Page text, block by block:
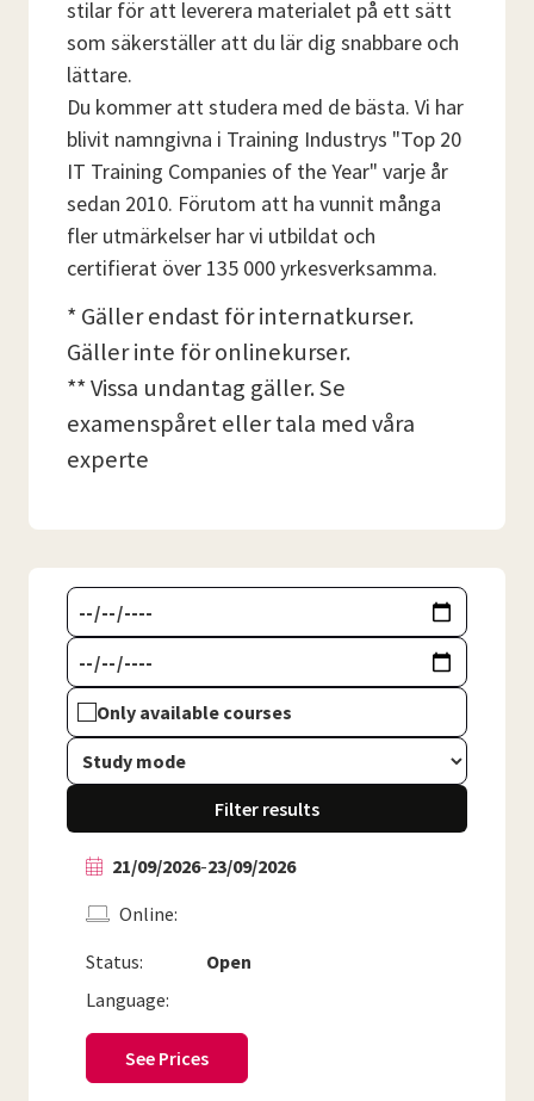
stilar för att leverera materialet på ett sätt
som säkerställer att du lär dig snabbare och
lättare.
Du kommer att studera med de bästa. Vi har
blivit namngivna i Training Industrys "Top 20
IT Training Companies of the Year" varje år
sedan 2010. Förutom att ha vunnit många
fler utmärkelser har vi utbildat och
certifierat över 135 000 yrkesverksamma.
* Gäller endast för internatkurser.
Gäller inte för onlinekurser.
** Vissa undantag gäller. Se
examenspåret eller tala med våra
experte
Only available courses
Filter results
21/09/2026-23/09/2026
Status: Open
Online
Language:
See Prices